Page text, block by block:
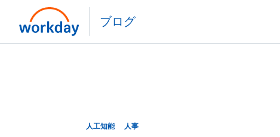
ブログ
人工知能 人事